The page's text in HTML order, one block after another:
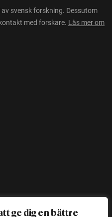
ge dig en bättre
svensk forskning. Dessutom
med forskare. Läs mer om